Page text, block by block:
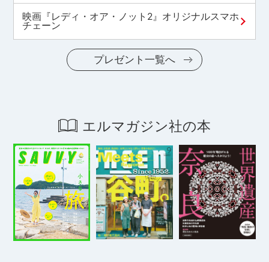
映画『レディ・オア・ノット2』オリジナルスマホ
チェーン
プレゼント一覧へ
エルマガジン社の本